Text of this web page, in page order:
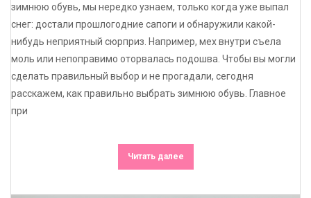
зимнюю обувь, мы нередко узнаем, только когда уже выпал
снег: достали прошлогодние сапоги и обнаружили какой-
нибудь неприятный сюрприз. Например, мех внутри съела
моль или непоправимо оторвалась подошва. Чтобы вы могли
сделать правильный выбор и не прогадали, сегодня
расскажем, как правильно выбрать зимнюю обувь. Главное
при
Читать далее